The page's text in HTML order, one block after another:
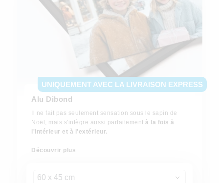
UNIQUEMENT AVEC LA LIVRAISON EXPRESS
Alu Dibond
Il ne fait pas seulement sensation sous le sapin de
Noël, mais s'intègre aussi parfaitement à la fois à
l'intérieur et à l'extérieur.
Découvrir plus
60 x 45 cm